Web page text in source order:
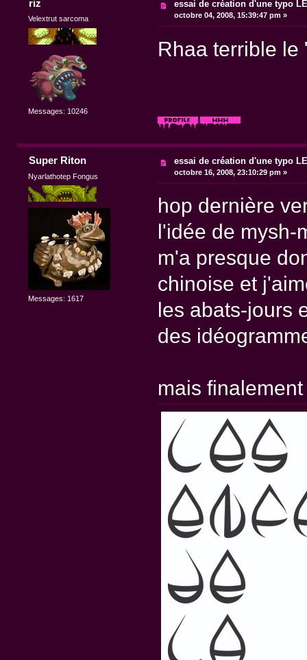
riz
Velextrut sarcoma
Messages: 10246
essai de création d'une typo
octobre 04, 2008, 15:39:47 pm »
Rhaa terrible
Super Riton
Nyarlathotep Fongus
Messages: 1617
essai de création d'une typo
octobre 16, 2008, 23:10:29 pm »
hop dernière
l'idée de mysh-
m'a presque
chinoise et
les abats-jours
des
mais